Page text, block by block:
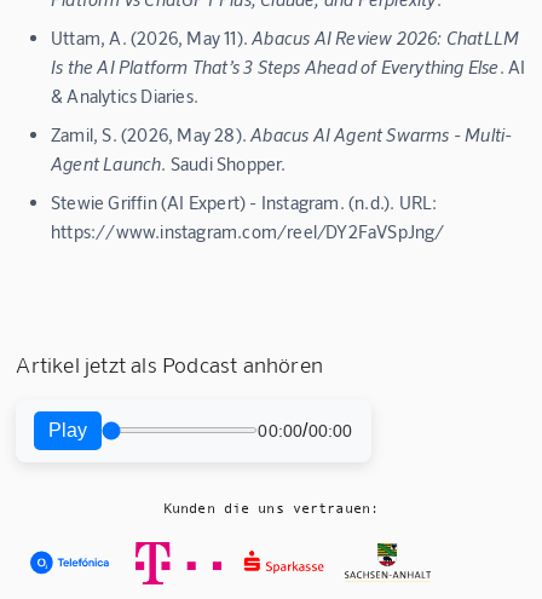
Uttam, A. (2026, May 11).Abacus AI Review 2026: ChatLLM
Is the AI Platform That’s 3 Steps Ahead of Everything Else. AI
& Analytics Diaries.
Zamil, S. (2026, May 28).Abacus AI Agent Swarms - Multi-
Agent Launch. Saudi Shopper.
Stewie Griffin (AI Expert) - Instagram. (n.d.). URL:
https://www.instagram.com/reel/DY2FaVSpJng/
Artikel jetzt als Podcast anhören
Play 00:00/00:00
Kunden die uns vertrauen: